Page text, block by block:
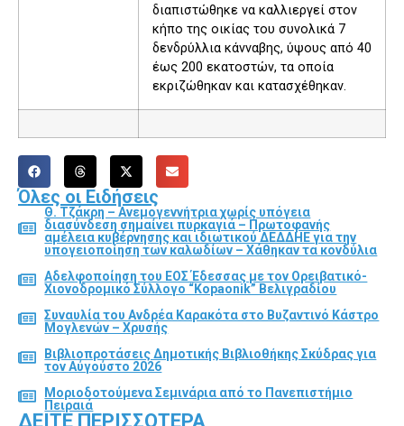
διαπιστώθηκε να καλλιεργεί στον
κήπο της οικίας του συνολικά 7
δενδρύλλια κάνναβης, ύψους από 40
έως 200 εκατοστών, τα οποία
εκριζώθηκαν και κατασχέθηκαν.
Όλες οι Ειδήσεις
Θ. Τζάκρη – Ανεμογεννήτρια χωρίς υπόγεια
διασύνδεση σημαίνει πυρκαγιά – Πρωτοφανής
αμέλεια κυβέρνησης και ιδιωτικού ΔΕΔΔΗΕ για την
υπογειοποίηση των καλωδίων – Χάθηκαν τα κονδύλια
Αδελφοποίηση του ΕΟΣ Έδεσσας με τον Ορειβατικό-
Χιονοδρομικό Σύλλογο “Kopaonik” Βελιγραδίου
Συναυλία του Ανδρέα Καρακότα στο Βυζαντινό Κάστρο
Μογλενών – Χρυσής
Βιβλιοπροτάσεις Δημοτικής Βιβλιοθήκης Σκύδρας για
τον Αύγούστο 2026
Μοριοδοτούμενα Σεμινάρια από το Πανεπιστήμιο
Πειραιά
ΔΕΊΤΕ ΠΕΡΙΣΣΌΤΕΡΑ